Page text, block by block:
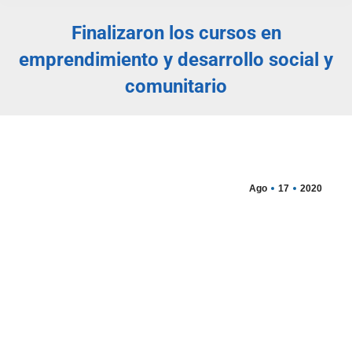
Finalizaron los cursos en
emprendimiento y desarrollo social y
comunitario
Ago 17 2020